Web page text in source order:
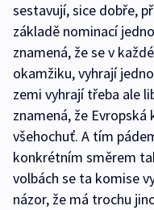
sestavují, sice dobře,
základě nominací
znamená, že se v
okamžiku, vyhrají
zemi vyhrají třeba ale
znamená, že
všehochuť. A tím
konkrétním směrem
volbách se ta komise
názor, že má trochu